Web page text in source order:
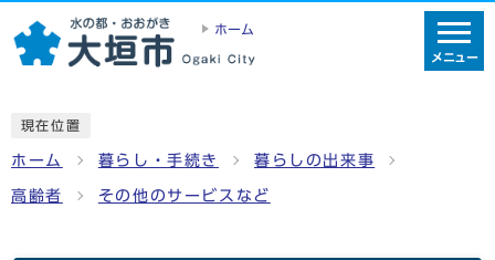
ホーム
メニュー
現在位置
ホーム 暮らし・手続き 暮らしの出来事
高齢者 その他のサービスなど